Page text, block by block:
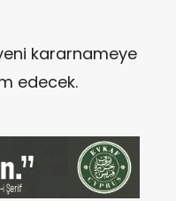
kararnameye
edecek.